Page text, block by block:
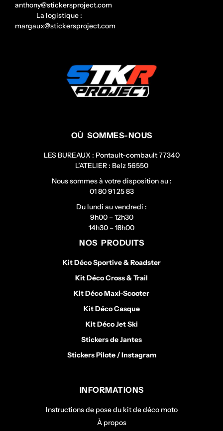
anthony@stickersproject.com
La logistique :
margaux@stickersproject.com
OÙ SOMMES-NOUS
LES BUREAUX : Pontault-combault 77340
L’ATELIER : Belz 56550
Nous sommes à votre disposition au :
01 80 91 25 83
Du lundi au vendredi :
9h00 – 12h30
14h30 – 18h00
NOS PRODUITS
Kit Déco Sportive & Roadster
Kit Déco Cross & Trail
Kit Déco Maxi-Scooter
Kit Déco Casque
Kit Déco Jet Ski
Stickers de Jantes
Stickers Pilote / Instagram
INFORMATIONS
Instructions de pose du kit de déco moto
À propos